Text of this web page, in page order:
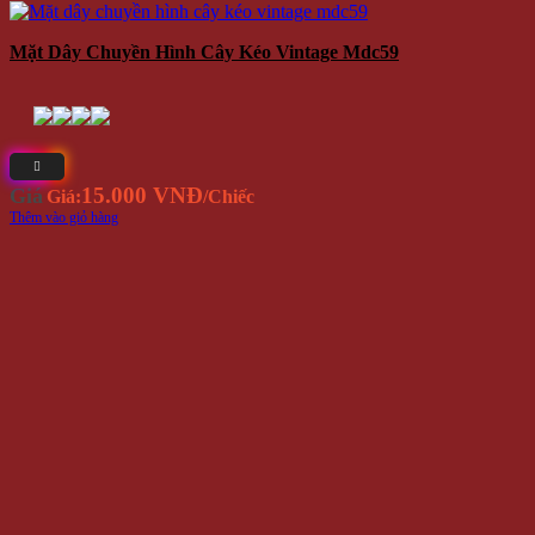
Mặt Dây Chuyền Hình Cây Kéo Vintage Mdc59
Giá Giá:15.000 VNĐ/Chiếc
Thêm vào giỏ hàng